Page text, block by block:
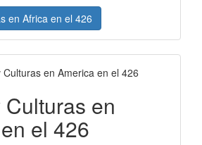
en Africa en el 426
en
el 426